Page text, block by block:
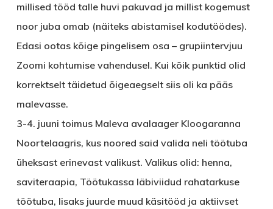
millised tööd talle huvi pakuvad ja millist kogemust
noor juba omab (näiteks abistamisel kodutöödes).
Edasi ootas kõige pingelisem osa – grupiintervjuu
Zoomi kohtumise vahendusel. Kui kõik punktid olid
korrektselt täidetud õigeaegselt siis oli ka pääs
malevasse.
3-4. juuni toimus Maleva avalaager Kloogaranna
Noortelaagris, kus noored said valida neli töötuba
üheksast erinevast valikust. Valikus olid: henna,
saviteraapia, Töötukassa läbiviidud rahatarkuse
töötuba, lisaks juurde muud käsitööd ja aktiivset